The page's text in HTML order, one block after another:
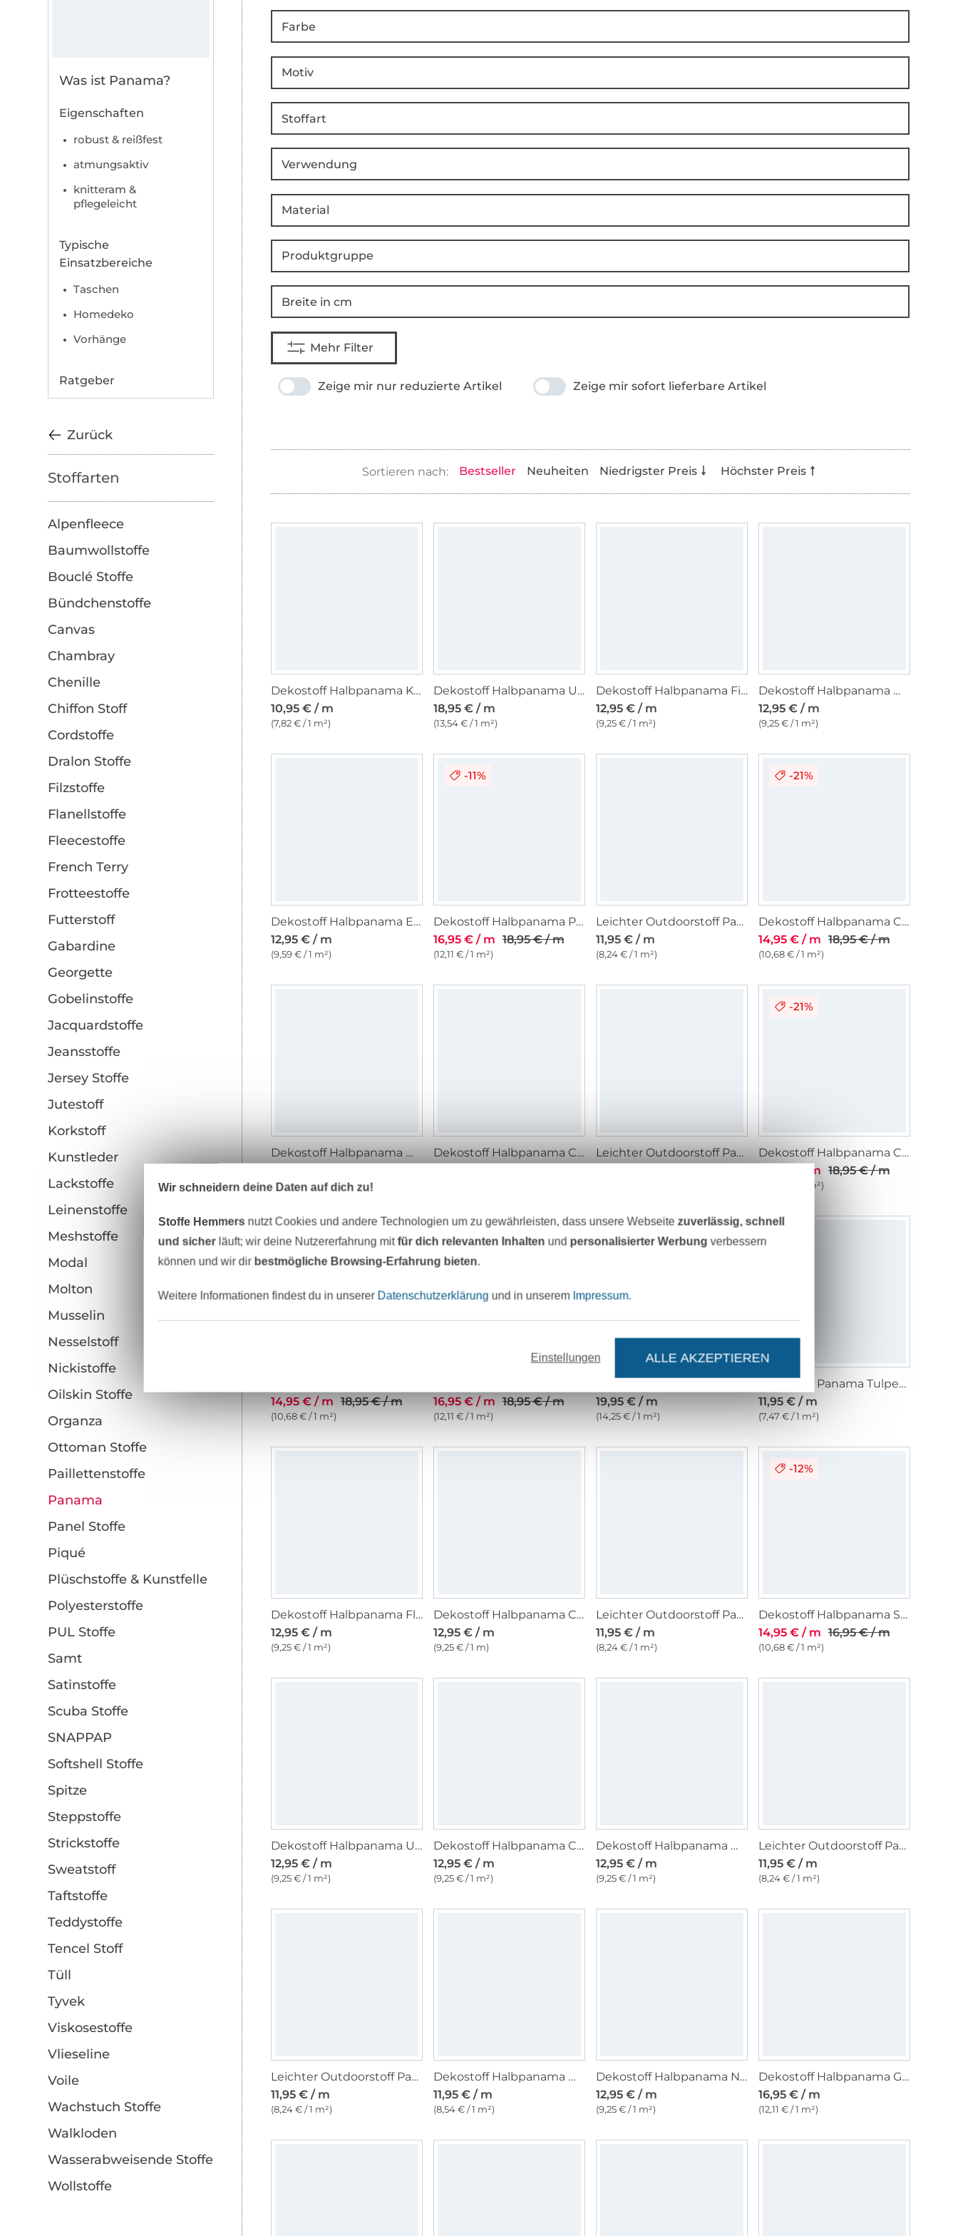
Was ist Panama?
Eigenschaften
robust & reißfest
atmungsaktiv
knitteram &
pflegeleicht
Typische
Einsatzbereiche
Taschen
Homedeko
Vorhänge
Ratgeber
Zurück
Stoffarten
Alpenfleece
Baumwollstoffe
Bouclé Stoffe
Bündchenstoffe
Canvas
Chambray
Chenille
Chiffon Stoff
Cordstoffe
Dralon Stoffe
Filzstoffe
Flanellstoffe
Fleecestoffe
French Terry
Frotteestoffe
Futterstoff
Gabardine
Georgette
Gobelinstoffe
Jacquardstoffe
Jeansstoffe
Jersey Stoffe
Jutestoff
Korkstoff
Kunstleder
Lackstoffe
Leinenstoffe
Meshstoffe
Modal
Molton
Musselin
Nesselstoff
Nickistoffe
Oilskin Stoffe
Organza
Ottoman Stoffe
Paillettenstoffe
Panama
Panel Stoffe
Piqué
Plüschstoffe & Kunstfelle
Polyesterstoffe
PUL Stoffe
Samt
Satinstoffe
Scuba Stoffe
SNAPPAP
Softshell Stoffe
Spitze
Steppstoffe
Strickstoffe
Sweatstoff
Taftstoffe
Teddystoffe
Tencel Stoff
Tüll
Tyvek
Viskosestoffe
Vlieseline
Voile
Wachstuch Stoffe
Walkloden
Wasserabweisende Stoffe
Wollstoffe
Farbe
Motiv
Stoffart
Verwendung
Material
Produktgruppe
Breite in cm
Mehr Filter
Zeige mir nur reduzierte Artikel Zeige mir sofort lieferbare Artikel
Bestseller Neuheiten Niedrigster Preis Höchster Preis
Dekostoff Halbpanama Kombinationsstoff natur
10,95 € / m
(7,82 € / 1 m²)
Dekostoff Halbpanama Universum, dunkelblau
18,95 € / m
(13,54 € / 1 m²)
Dekostoff Halbpanama Fische
12,95 € / m
(9,25 € / 1 m²)
Dekostoff Halbpanama Maritim Küstenort
12,95 € / m
(9,25 € / 1 m²)
Dekostoff Halbpanama Enjoy Vintage Plants and Leafs, pink
12,95 € / m
(9,59 € / 1 m²)
-11%
Dekostoff Halbpanama Prärieblumen, wollweiss
16,95 € / m 18,95 € / m
(12,11 € / 1 m²)
Leichter Outdoorstoff Panama Uni, altpetrol
11,95 € / m
(8,24 € / 1 m²)
-21%
Dekostoff Halbpanama Cute Dogs, Digitaldruck
14,95 € / m 18,95 € / m
(10,68 € / 1 m²)
Dekostoff Halbpanama Magnolien, blassgrün
(8,54 € / 1 m²)
Dekostoff Halbpanama Cats Life
Leichter Outdoorstoff Panama Uni, beige
-21%
Dekostoff Halbpanama Cute Cats, Digitaldruck
14,95 € / m 18,95 € / m
(10,68 € / 1 m²)
-21%
14,95 € / m 18,95 € / m
(10,68 € / 1 m²)
-11%
16,95 € / m 18,95 € / m
(12,11 € / 1 m²)
19,95 € / m
(14,25 € / 1 m²)
Dekostoff Panama Tulpen, wollweiss
11,95 € / m
(7,47 € / 1 m²)
Dekostoff Halbpanama Flower Field, beige
12,95 € / m
(9,25 € / 1 m²)
Dekostoff Halbpanama Cat Wildlife Art
12,95 € / m
(9,25 € / 1 m)
Leichter Outdoorstoff Panama Uni, senfgelb
11,95 € / m
(8,24 € / 1 m²)
-12%
Dekostoff Halbpanama Sommerwiese, dunkelrot
14,95 € / m 16,95 € / m
(10,68 € / 1 m²)
Dekostoff Halbpanama Unicorn Stripes
12,95 € / m
(9,25 € / 1 m²)
Dekostoff Halbpanama Cats in Love
12,95 € / m
(9,25 € / 1 m²)
Dekostoff Halbpanama Mohn
12,95 € / m
(9,25 € / 1 m²)
Leichter Outdoorstoff Panama Uni, lindgrün
11,95 € / m
(8,24 € / 1 m²)
Leichter Outdoorstoff Panama Uni, schwarz
11,95 € / m
(8,24 € / 1 m²)
Dekostoff Halbpanama Wildflowers, beige
11,95 € / m
(8,54 € / 1 m²)
Dekostoff Halbpanama Newspaper, wollweiß
12,95 € / m
(9,25 € / 1 m²)
Dekostoff Halbpanama Glow in the Dark Sonne, Mond und Sterne, dunkelblau
16,95 € / m
(12,11 € / 1 m²)
Wir schneidern deine Daten auf dich zu!
Stoffe Hemmers nutzt Cookies und andere Technologien um zu gewährleisten, dass unsere Webseitezuverlässig, schnell
und sicherläuft; wir deine Nutzererfahrung mitfür dich relevanten Inhalten und personalisierter Werbung verbessern
können und wir dir bestmögliche Browsing-Erfahrung bieten.
Weitere Informationen findest du in unserer Datenschutzerklärung und in unserem Impressum.
Einstellungen ALLE AKZEPTIEREN